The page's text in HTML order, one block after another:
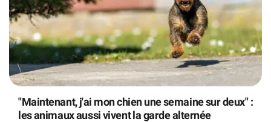
"Maintenant, j'ai mon chien une semaine sur deux" :
les animaux aussi vivent la garde alternée